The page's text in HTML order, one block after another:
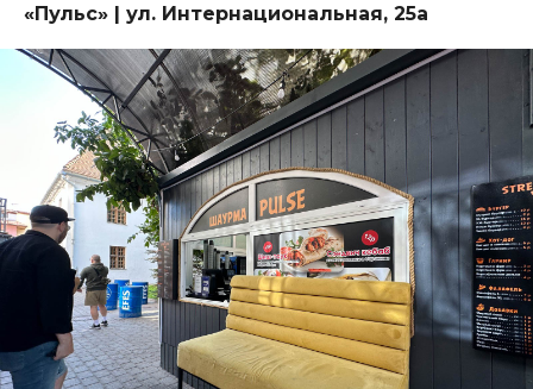
«Пульс» | ул. Интернациональная, 25а